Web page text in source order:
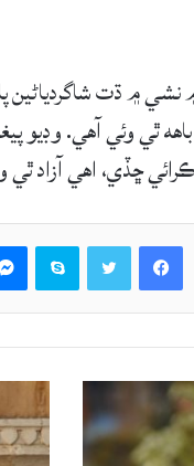
۾ ڌت شاگردياڻين
باهه ٿي وئي آهي.
Facebook
Skype